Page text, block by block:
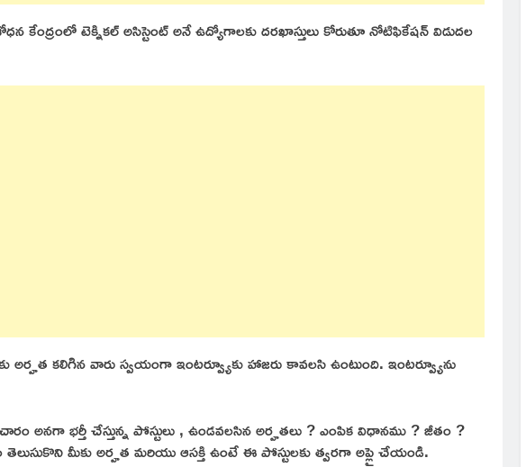
కేంద్రంలో టెక్నికల్ అసిస్టెంట్ అనే ఉద్యోగాలకు దరఖాస్తులు కోరుతూ నోటిఫికేషన్ విడుదల
అర్హత కలిగిన వారు స్వయంగా ఇంటర్వ్యూకు హాజరు కావలసి ఉంటుంది. ఇంటర్వ్యూను
అనగా భర్తీ చేస్తున్న పోస్టులు , ఉండవలసిన అర్హతలు ? ఎంపిక విధానము ? జీతం ?
మీకు అర్హత మరియు ఆసక్తి ఉంటే ఈ పోస్టులకు త్వరగా అప్లై చేయండి.